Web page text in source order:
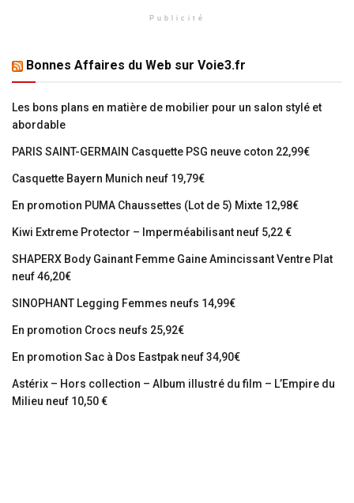
Publicité
Bonnes Affaires du Web sur Voie3.fr
Les bons plans en matière de mobilier pour un salon stylé et
abordable
PARIS SAINT-GERMAIN Casquette PSG neuve coton 22,99€
Casquette Bayern Munich neuf 19,79€
En promotion PUMA Chaussettes (Lot de 5) Mixte 12,98€
Kiwi Extreme Protector – Imperméabilisant neuf 5,22 €
SHAPERX Body Gainant Femme Gaine Amincissant Ventre Plat
neuf 46,20€
SINOPHANT Legging Femmes neufs 14,99€
En promotion Crocs neufs 25,92€
En promotion Sac à Dos Eastpak neuf 34,90€
Astérix – Hors collection – Album illustré du film – L’Empire du
Milieu neuf 10,50 €